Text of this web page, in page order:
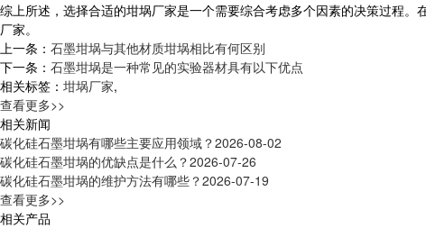
综上所述，选择合适的坩埚厂家是一个需要综合考虑多个因素的决策过程
厂家。
上一条： 石墨坩埚与其他材质坩埚相比有何区别
下一条： 石墨坩埚是一种常见的实验器材具有以下优点
相关标签： 坩埚厂家,
查看更多>>
相关新闻
碳化硅石墨坩埚有哪些主要应用领域？2026-08-02
碳化硅石墨坩埚的优缺点是什么？2026-07-26
碳化硅石墨坩埚的维护方法有哪些？2026-07-19
查看更多>>
相关产品